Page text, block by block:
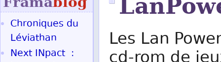
Les Lan
Chroniques du
Léviathan
Next INpact :